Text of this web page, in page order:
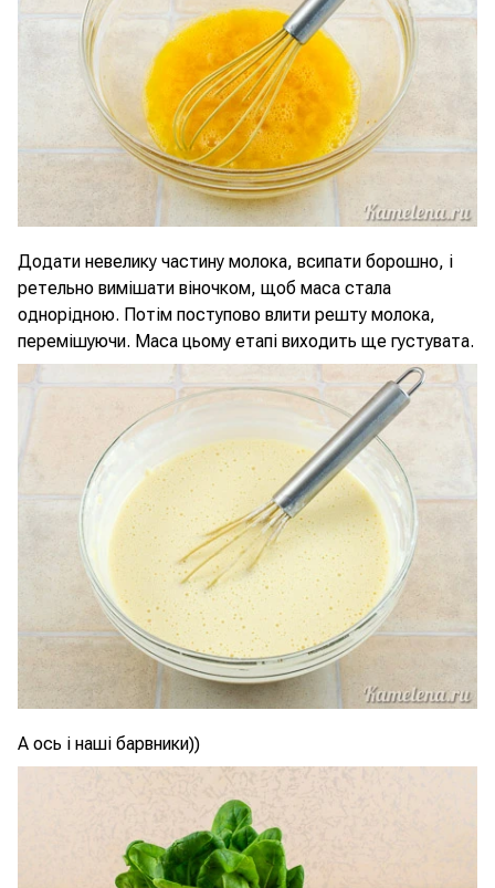
Додати невелику частину молока, всипати борошно, і
ретельно вимішати віночком, щоб маса стала
однорідною. Потім поступово влити решту молока,
перемішуючи. Маса цьому етапі виходить ще густувата.
А ось і наші барвники))